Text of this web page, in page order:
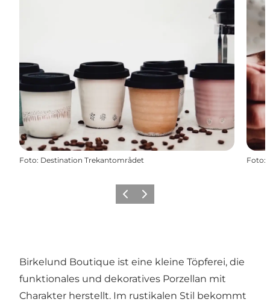
Foto: Destination Trekantområdet Foto:
Vorherige Folie
Nächste Folie
Birkelund Boutique ist eine kleine Töpferei, die
funktionales und dekoratives Porzellan mit
Charakter herstellt. Im rustikalen Stil bekommt